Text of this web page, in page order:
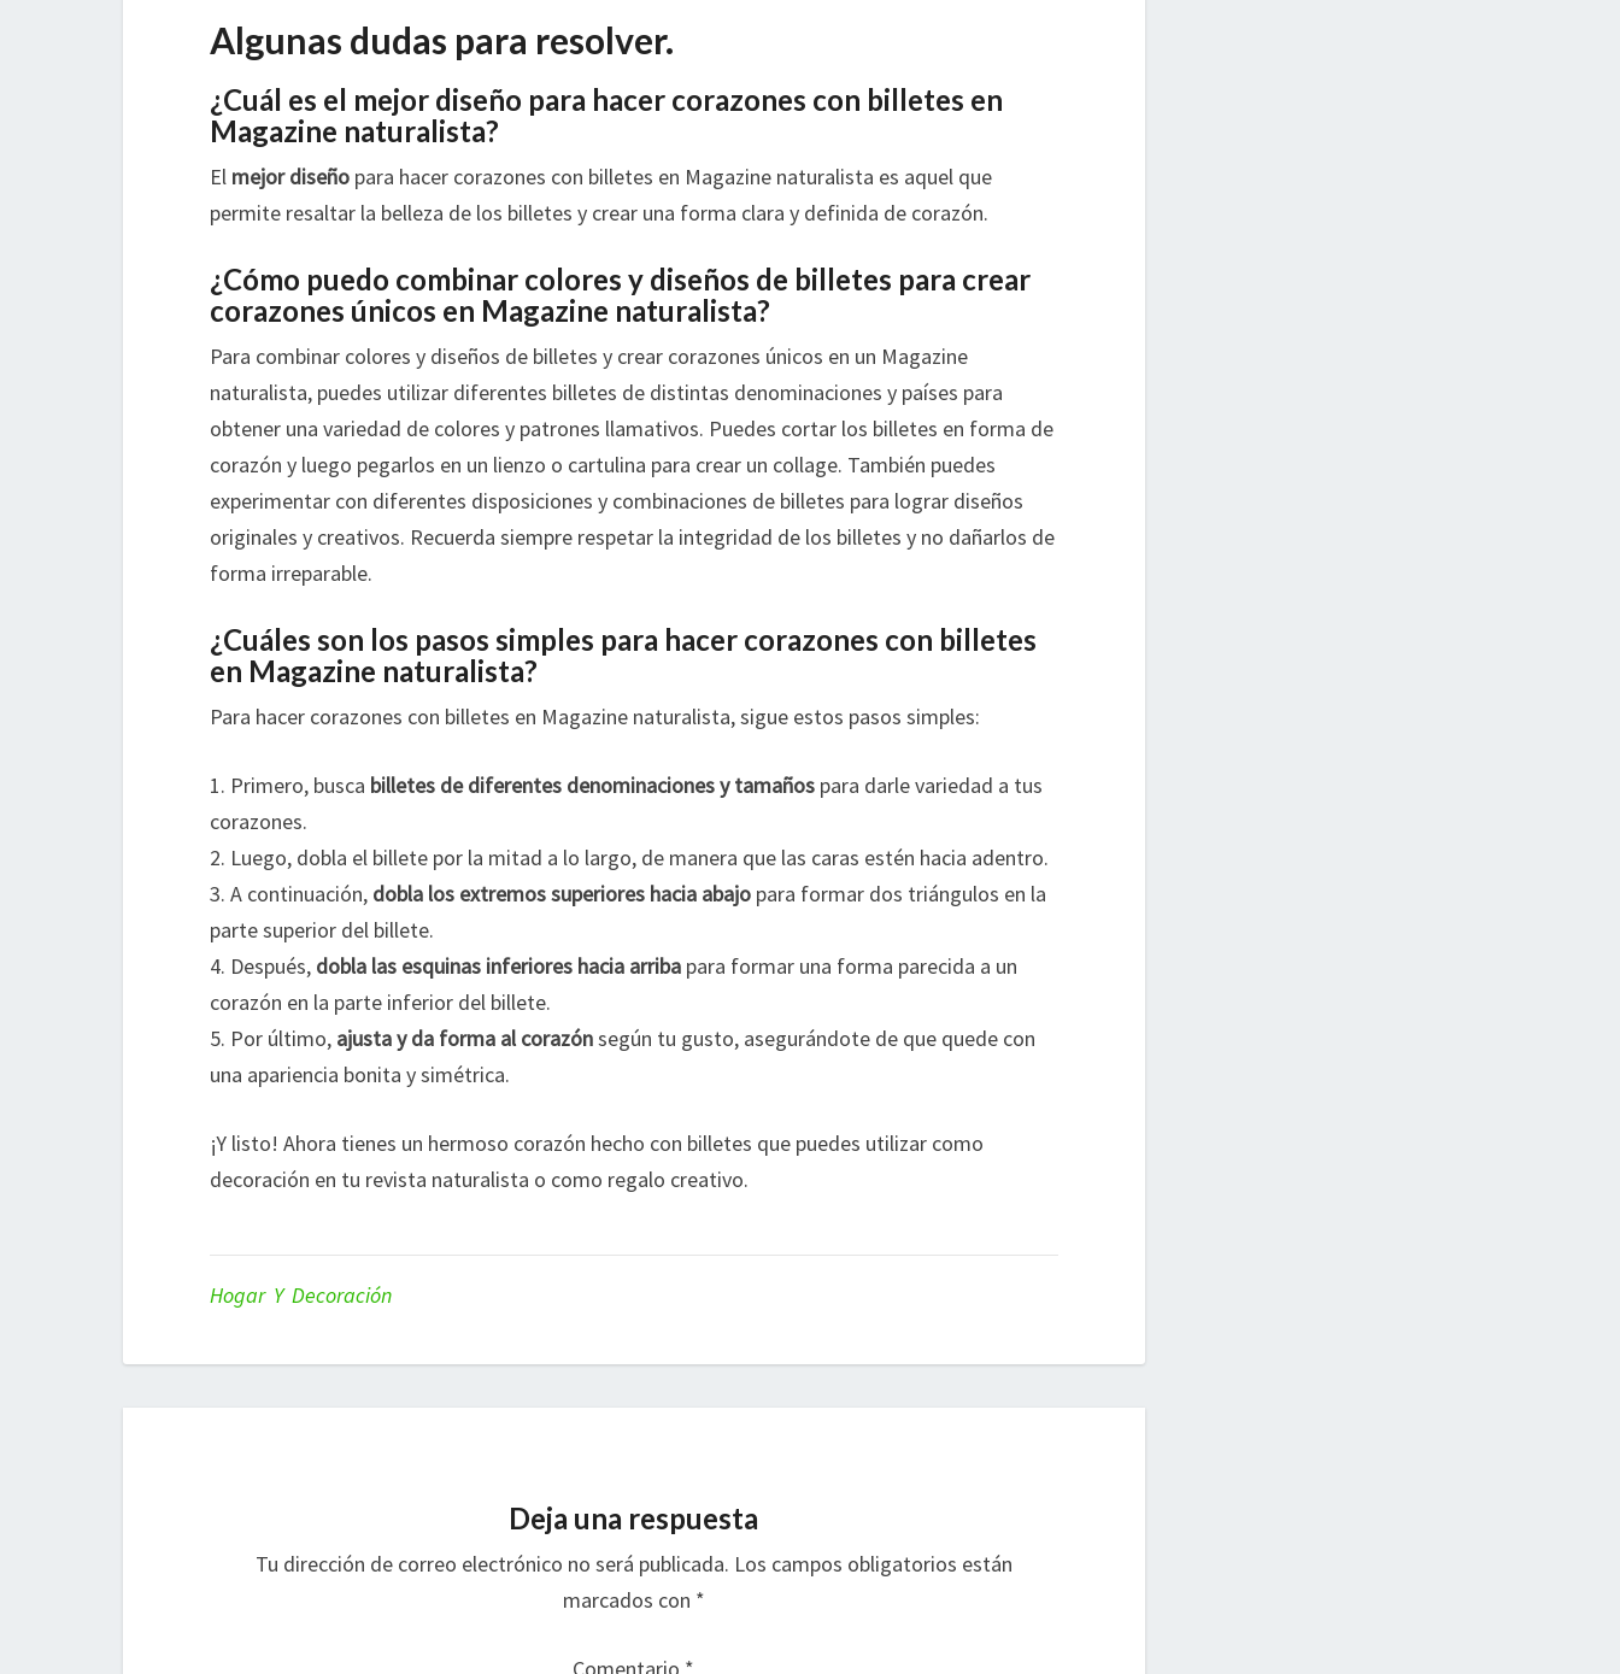
Algunas dudas para resolver.
¿Cuál es el mejor diseño para hacer corazones con billetes en
Magazine naturalista?
El mejor diseño para hacer corazones con billetes en Magazine naturalista es aquel que
permite resaltar la belleza de los billetes y crear una forma clara y definida de corazón.
¿Cómo puedo combinar colores y diseños de billetes para crear
corazones únicos en Magazine naturalista?
Para combinar colores y diseños de billetes y crear corazones únicos en un Magazine
naturalista, puedes utilizar diferentes billetes de distintas denominaciones y países para
obtener una variedad de colores y patrones llamativos. Puedes cortar los billetes en forma de
corazón y luego pegarlos en un lienzo o cartulina para crear un collage. También puedes
experimentar con diferentes disposiciones y combinaciones de billetes para lograr diseños
originales y creativos. Recuerda siempre respetar la integridad de los billetes y no dañarlos de
forma irreparable.
¿Cuáles son los pasos simples para hacer corazones con billetes
en Magazine naturalista?
Para hacer corazones con billetes en Magazine naturalista, sigue estos pasos simples:
1. Primero, busca billetes de diferentes denominaciones y tamaños para darle variedad a tus
corazones.
2. Luego, dobla el billete por la mitad a lo largo, de manera que las caras estén hacia adentro.
3. A continuación, dobla los extremos superiores hacia abajo para formar dos triángulos en la
parte superior del billete.
4. Después, dobla las esquinas inferiores hacia arriba para formar una forma parecida a un
corazón en la parte inferior del billete.
5. Por último, ajusta y da forma al corazónsegún tu gusto, asegurándote de que quede con
una apariencia bonita y simétrica.
¡Y listo! Ahora tienes un hermoso corazón hecho con billetes que puedes utilizar como
decoración en tu revista naturalista o como regalo creativo.
Hogar Y Decoración
Deja una respuesta
Tu dirección de correo electrónico no será publicada. Los campos obligatorios están
marcados con *